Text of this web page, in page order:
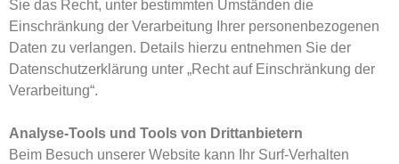
Sie das Recht, unter bestimmten Umständen die
Einschränkung der Verarbeitung Ihrer personenbezogenen
Daten zu verlangen. Details hierzu entnehmen Sie der
Datenschutzerklärung unter „Recht auf Einschränkung der
Verarbeitung“.
Analyse-Tools und Tools von Drittanbietern
Beim Besuch unserer Website kann Ihr Surf-Verhalten